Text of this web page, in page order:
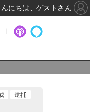
逮捕
んにちは、ゲストさん